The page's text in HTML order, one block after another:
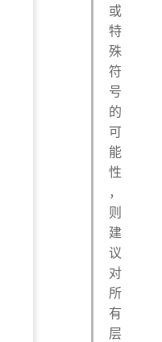
或
特
殊
符
号
的
可
能
性
，
则
建
议
对
所
有
层